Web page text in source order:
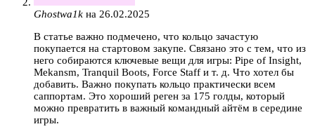
Ghostwa1k на 26.02.2025
В статье важно подмечено, что кольцо зачастую
покупается на стартовом закупе. Связано это с тем, что из
него собираются ключевые вещи для игры: Pipe of Insight,
Mekansm, Tranquil Boots, Force Staff и т. д. Что хотел бы
добавить. Важно покупать кольцо практически всем
саппортам. Это хороший реген за 175 голды, который
можно превратить в важный командный айтём в середине
игры.